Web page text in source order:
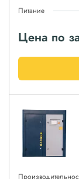
Питание
Цена по